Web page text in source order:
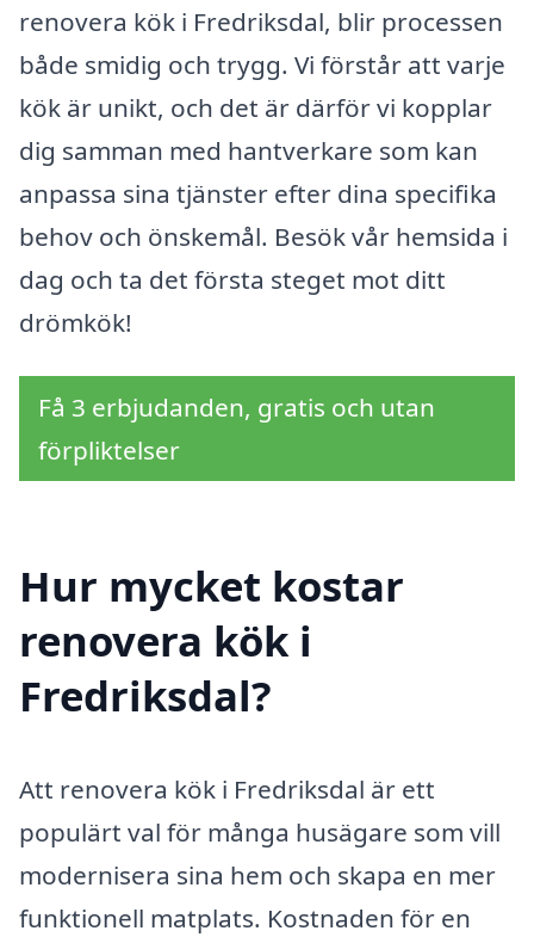
renovera kök i Fredriksdal, blir processen
både smidig och trygg. Vi förstår att varje
kök är unikt, och det är därför vi kopplar
dig samman med hantverkare som kan
anpassa sina tjänster efter dina specifika
behov och önskemål. Besök vår hemsida i
dag och ta det första steget mot ditt
drömkök!
Få 3 erbjudanden, gratis och utan
förpliktelser
Hur mycket kostar
renovera kök i
Fredriksdal?
Att renovera kök i Fredriksdal är ett
populärt val för många husägare som vill
modernisera sina hem och skapa en mer
funktionell matplats. Kostnaden för en